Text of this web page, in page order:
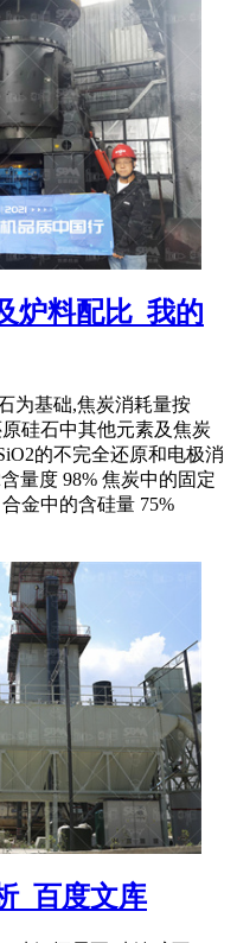
炉料配比_我的
为基础,焦炭消耗量按
硅石中其他元素及焦炭
的不完全还原和电极消
量度 98% 焦炭中的固定
金中的含硅量 75%
_百度文库